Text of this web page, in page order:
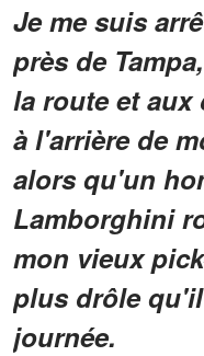
Je me suis
près de
la route et aux
à l'arrière de
alors qu'un
Lamborghini
mon vieux
plus drôle
journée.